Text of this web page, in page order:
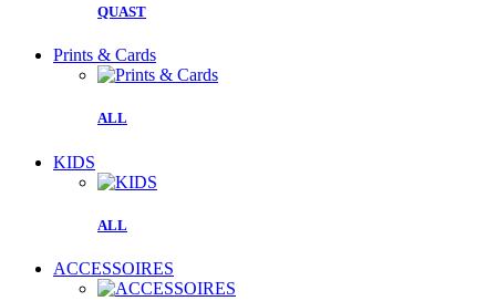
QUAST
Prints & Cards
ALL
KIDS
ALL
ACCESSOIRES